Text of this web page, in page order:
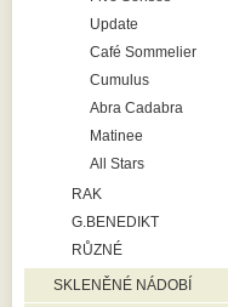
Update
Café Sommelier
Cumulus
Abra Cadabra
Matinee
All Stars
RAK
G.BENEDIKT
RŮZNÉ
SKLENĚNÉ NÁDOBÍ